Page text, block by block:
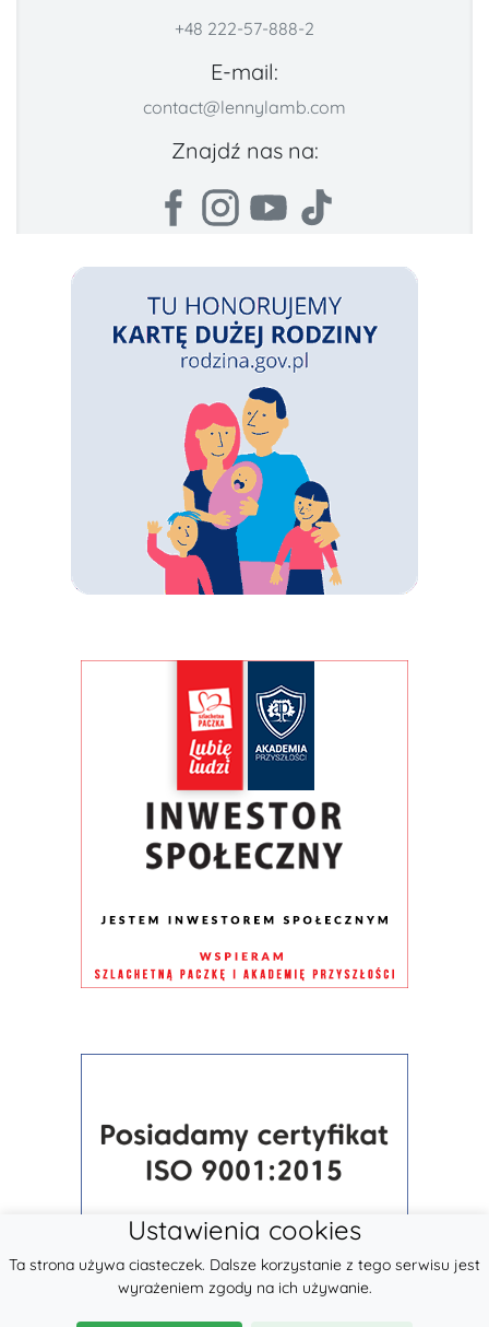
+48 222-57-888-2
E-mail:
contact@lennylamb.com
Znajdź nas na:
Ustawienia cookies
Ta strona używa ciasteczek. Dalsze korzystanie z tego serwisu jest
wyrażeniem zgody na ich używanie.